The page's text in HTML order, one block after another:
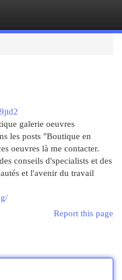
galerie oeuvres
les posts "Boutique en
oeuvres là me contacter.
conseils d'specialists et des
et l'avenir du travail
Report this page